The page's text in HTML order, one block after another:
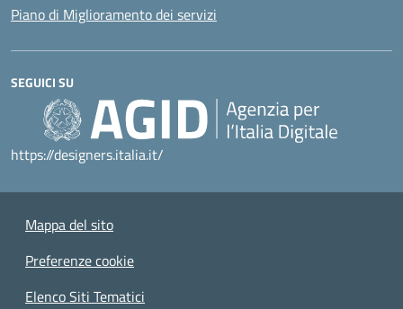
Piano di Miglioramento dei servizi
SEGUICI SU
https://designers.italia.it/
Mappa del sito
Preferenze cookie
Elenco Siti Tematici